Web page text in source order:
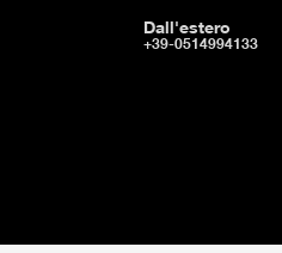
Dall'estero
+39-0514994133